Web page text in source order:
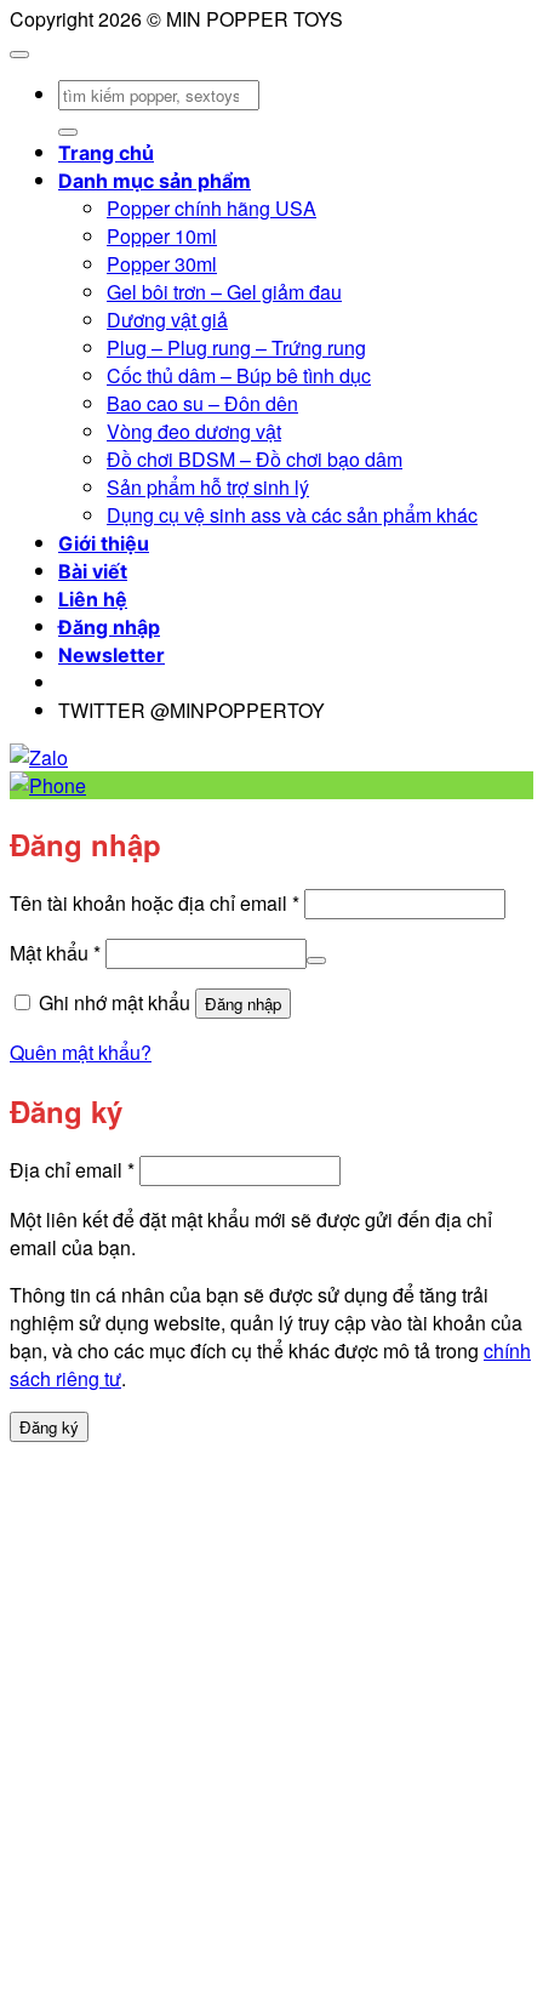
Copyright 2026 © MIN POPPER TOYS
Tìm
Trang chủ
Danh mục sản phẩm
Popper chính hãng USA
Popper 10ml
Popper 30ml
Gel bôi trơn – Gel giảm đau
Dương vật giả
Plug – Plug rung – Trứng rung
Cốc thủ dâm – Búp bê tình dục
Bao cao su – Đôn dên
Vòng đeo dương vật
Đồ chơi BDSM – Đồ chơi bạo dâm
Sản phẩm hỗ trợ sinh lý
Dụng cụ vệ sinh ass và các sản phẩm khác
Giới thiệu
Bài viết
Liên hệ
Đăng nhập
Newsletter
TWITTER @MINPOPPERTOY
Đăng nhập
Tên tài khoản hoặc địa chỉ email *Bắt
Mật khẩu *Bắt
Ghi nhớ mật khẩu
Đăng nhập
Quên mật khẩu?
Đăng ký
Địa chỉ email *Bắt
Một liên kết để đặt mật khẩu mới sẽ được gửi đến địa chỉ
email của bạn.
Thông tin cá nhân của bạn sẽ được sử dụng để tăng trải
nghiệm sử dụng website, quản lý truy cập vào tài khoản của
bạn, và cho các mục đích cụ thể khác được mô tả trong chính
sách riêng tư.
Đăng ký